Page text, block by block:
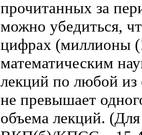
прочитанных за
можно убедиться,
цифрах (миллионы
математическим
лекций по любой из
не превышает
объема лекций.